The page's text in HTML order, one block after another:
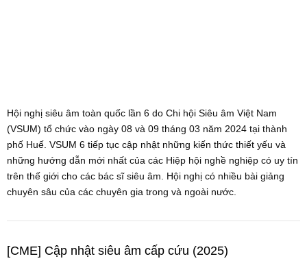
Hội nghị siêu âm toàn quốc lần 6 do Chi hội Siêu âm Việt Nam
(VSUM) tổ chức vào ngày 08 và 09 tháng 03 năm 2024 tại thành
phố Huế. VSUM 6 tiếp tục cập nhật những kiến thức thiết yếu và
những hướng dẫn mới nhất của các Hiệp hội nghề nghiệp có uy tín
trên thế giới cho các bác sĩ siêu âm. Hội nghị có nhiều bài giảng
chuyên sâu của các chuyên gia trong và ngoài nước.
[CME] Cập nhật siêu âm cấp cứu (2025)